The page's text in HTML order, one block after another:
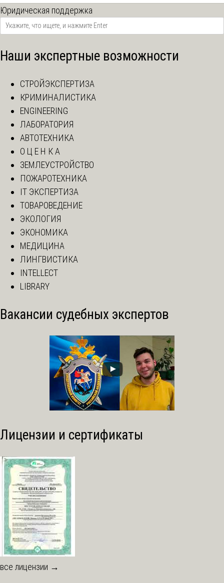
Юридическая поддержка
Наши экспертные возможности
СТРОЙЭКСПЕРТИЗА
КРИМИНАЛИСТИКА
ENGINEERING
ЛАБОРАТОРИЯ
АВТОТЕХНИКА
О Ц Е Н К А
ЗЕМЛЕУСТРОЙСТВО
ПОЖАРОТЕХНИКА
IT ЭКСПЕРТИЗА
ТОВАРОВЕДЕНИЕ
ЭКОЛОГИЯ
ЭКОНОМИКА
МЕДИЦИНА
ЛИНГВИСТИКА
INTELLECT
LIBRARY
Вакансии судебных экспертов
Лицензии и сертификаты
все лицензии →